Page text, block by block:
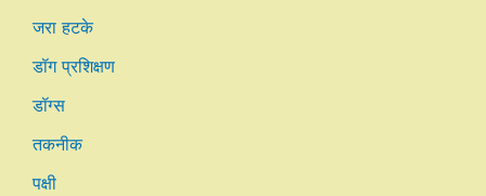
जरा हटके
डॉग प्रशिक्षण
डॉग्स
तकनीक
पक्षी